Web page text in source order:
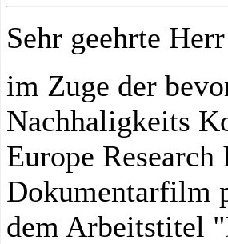
Sehr geehrte
im Zuge der
Nachhaligkeits
Europe
Dokumentarfilm
dem Arbeitstitel